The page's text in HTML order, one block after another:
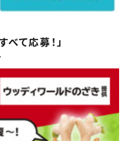
べて応募！」